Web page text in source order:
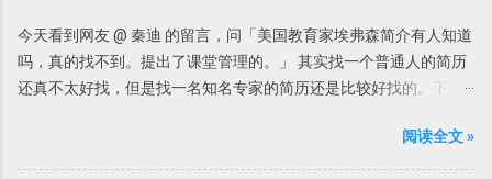
串数字和字母下面的文献是什么内容。需要一个个的打开看看才知
道。 此处Endnote X7升级更新了可以自动重命名功能：PDF Auto
Renaming Options。可以根据设定的规则自动重命名新添加的PDF
命名方式。可以根据自己的喜好选择重命名方式，如上Author +
重 其实我们完全可以把去重完全自动化。 依次打开Edit」
→「Preferences」→「Duplicates」，选择「Atuomatically
discard duplicates」打勾，这样， EndNote 在查询文献或者导入文
今天看到网友 @ 秦迪 的留言，问「美国教育家埃弗森简介有人知道
吗，真的找不到。提出了课堂管理的。」 其实找一个普通人的简历
还真不太好找，但是找一名知名专家的简历还是比较好找的。下面
息。 名字叫埃弗森，但也可能翻译错误，因为我们知道美国有个知
名篮球明星就叫「艾弗森」。所以在不知道原来英文名字的情况
阅读全文 »